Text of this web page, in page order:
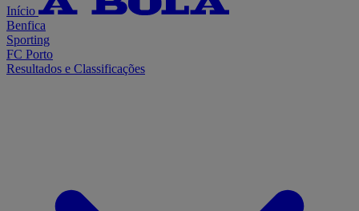
Início
Benfica
Sporting
FC Porto
Resultados e Classificações